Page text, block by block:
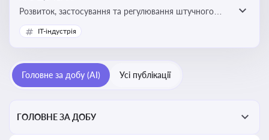
Розвиток, застосування та регулювання штучного
інтелекту в різних сферах — від управління бізнесом
до державного сектора
IT-індустрія
Головне за добу (AI) Усі публікації
ГОЛОВНЕ ЗА ДОБУ